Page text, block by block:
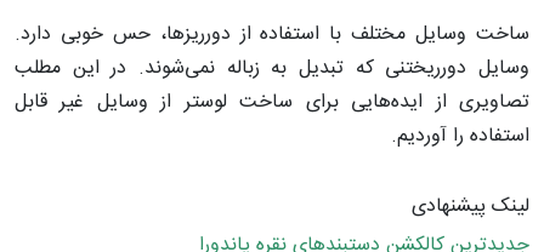
ساخت وسایل مختلف با استفاده از دورریزها، حس خوبی دارد.
وسایل دورریختنی که تبدیل به زباله نمی‌شوند. در این مطلب
تصاویری از ایده‌هایی برای ساخت لوستر از وسایل غیر قابل
استفاده را آوردیم.
لینک پیشنهادی